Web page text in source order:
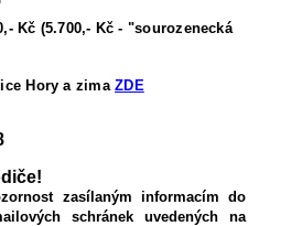
Kč (5.700,- Kč - "sourozenecká
Hory a zimaZDE
zasílaným informacím do
schránek uvedených na